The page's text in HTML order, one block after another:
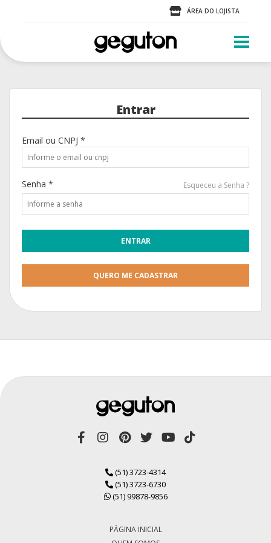
ÁREA DO LOJISTA
Entrar
Email ou CNPJ *
Senha * Esqueceu a Senha ?
QUERO ME CADASTRAR
(51) 3723-4314
(51) 3723-6730
(51) 99878-9856
PÁGINA INICIAL